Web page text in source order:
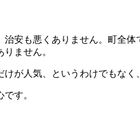
安も悪くありません。町全
ません。
が人気、というわけでもなく
す。